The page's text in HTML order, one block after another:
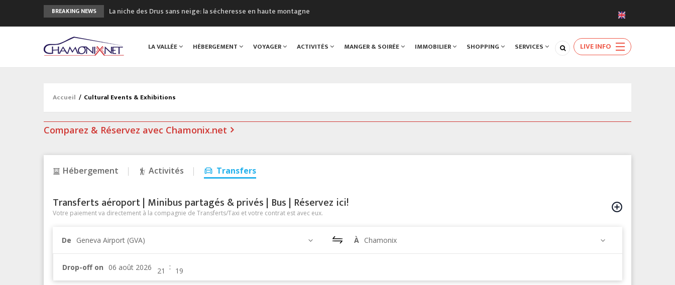
BREAKING NEWS
La niche des Drus sans neige: la sécheresse en haute montagne
Craft ouvre un nouveau magasin de course à pied à Chamonix
3eme Chamonix Vallée Classics Festival
LA VALLÉE HÉBERGEMENT VOYAGER ACTIVITÉS MANGER & SOIRÉE IMMOBILIER SHOPPING SERVICES LIVE INFO
Accueil / Cultural Events & Exhibitions
Comparez & Réservez avec Chamonix.net
Hébergement Activités Transfers
Transferts aéroport | Minibus partagés & privés | Bus | Réservez ici!
Votre paiement va directement à la compagnie de Transferts/Taxi et votre contrat est avec eux.
De Geneva Airport (GVA) À Chamonix
Drop-off on :